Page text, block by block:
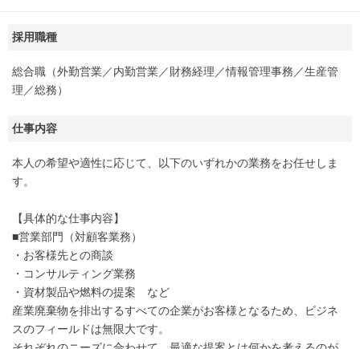
採用職種
総合職（外勤営業／内勤営業／財務経理／情報管理事務／生産管
理／総務）
仕事内容
本人の希望や適性に応じて、以下のいずれかの業務をお任せしま
す。
【具体的な仕事内容】
■営業部門（対顧客業務）
・お客様先との商談
・コンサルティング業務
・資材製品や燃料の提案 など
産業廃棄物を排出するすべての企業がお客様となるため、ビジネ
スのフィールドは無限大です。